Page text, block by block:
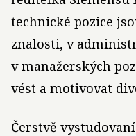
technické pozice
znalosti, v
v manažerských
vést a motivovat
Čerstvě